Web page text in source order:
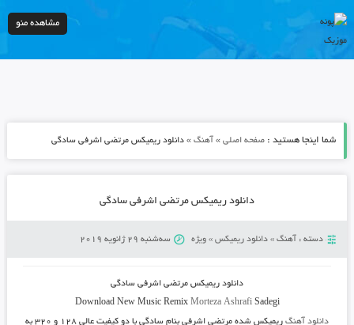
مشاهده منو
شما اینجا هستید : صفحه اصلی» آهنگ» دانلود ریمیکس مرتضی اشرفی سادگی
دانلود ریمیکس مرتضی اشرفی سادگی
دسته : آهنگ» دانلود ریمیکس» ویژه سه‌شنبه 29 ژانویه 2019
دانلود ریمیکس مرتضی اشرفی سادگی
Download New MusicRemix Morteza AshrafiSadegi
دانلود آهنگریمیکس شده مرتضی اشرفی بنام سادگی
با دو کیفیت عالی ۱۲۸ و ۳۲۰ به